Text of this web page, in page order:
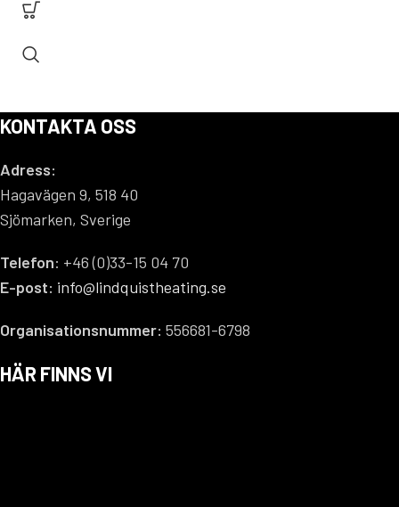
KONTAKTA OSS
Adress:
Hagavägen 9, 518 40
Sjömarken, Sverige
Telefon: +46 (0)33-15 04 70
E-post: info@lindquistheating.se
Organisationsnummer: 556681-6798
HÄR FINNS VI